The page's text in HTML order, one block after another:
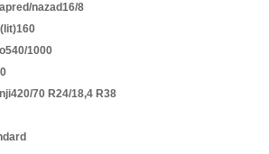
nazad16/8
160
540/1000
420/70 R24/18,4 R38